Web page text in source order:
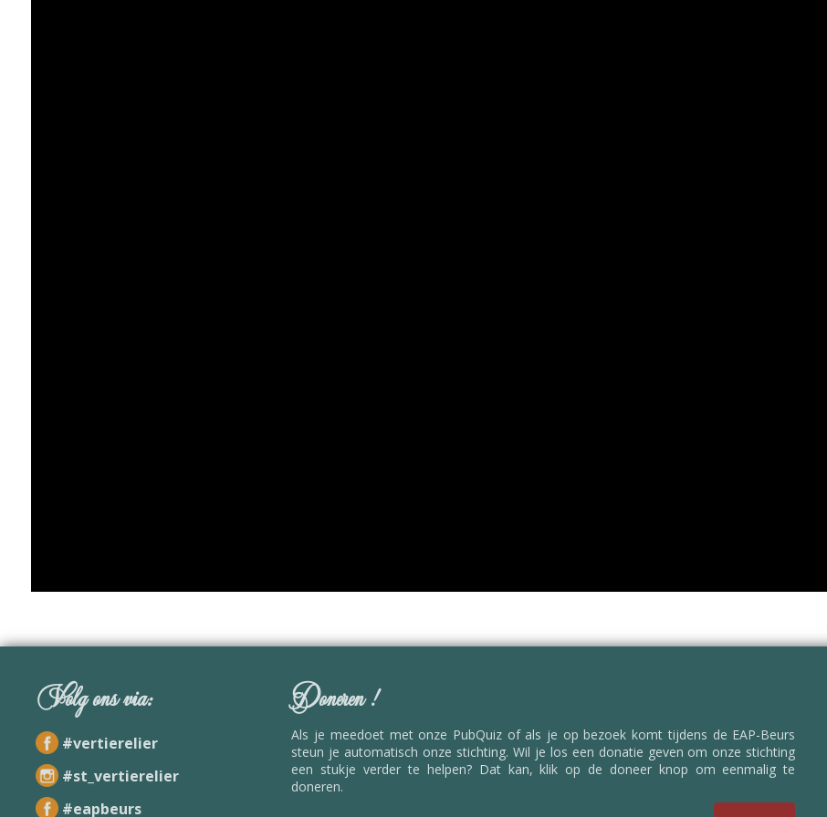
Volg ons via:
#vertierelier
#st_vertierelier
#eapbeurs
Doneren !
Als je meedoet met onze PubQuiz of als je op bezoek komt tijdens de EAP-Beurs
steun je automatisch onze stichting. Wil je los een donatie geven om onze stichting
een stukje verder te helpen? Dat kan, klik op de doneer knop om eenmalig te
doneren.